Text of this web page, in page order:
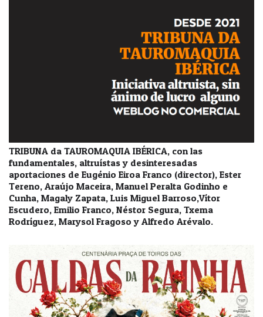
TRIBUNA da TAUROMAQUIA IBÉRICA, con las
fundamentales, altruístas y desinteresadas
aportaciones de Eugénio Eiroa Franco (director), Ester
Tereno, Araújo Maceira, Manuel Peralta Godinho e
Cunha, Magaly Zapata, Luis Miguel Barroso,Vítor
Escudero, Emilio Franco, Néstor Segura, Txema
Rodríguez, Marysol Fragoso y Alfredo Arévalo.